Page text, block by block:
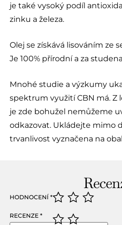
je také vysoký podíl
zinku a železa.
Olej se získává lisováním ze
Je 100% přírodní a za
Mnohé studie a výzkumy
spektrum využití CBN má. Z
je zde bohužel nemůžeme
odkazovat. Ukládejte mimo
trvanlivost vyznačena na
HODNOCENÍ *
RECENZE *